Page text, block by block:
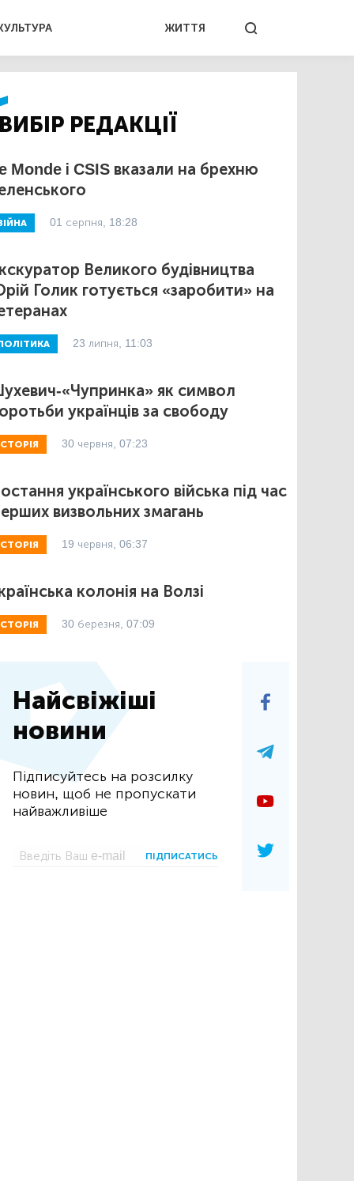
ЖИТТЯ
ВИБІР РЕДАКЦІЇ
Monde і CSIS вказали на брехню
01 серпня, 18:28
Великого будівництва
Голик готується «заробити» на
23 липня, 11:03
«Чупринка» як символ
українців за свободу
30 червня, 07:23
українського війська під час
визвольних змагань
19 червня, 06:37
колонія на Волзі
30 березня, 07:09
Найсвіжіші
новини
Підписуйтесь на розсилку
новин, щоб не пропускати
найважливіше
ПІДПИСАТИСЬ